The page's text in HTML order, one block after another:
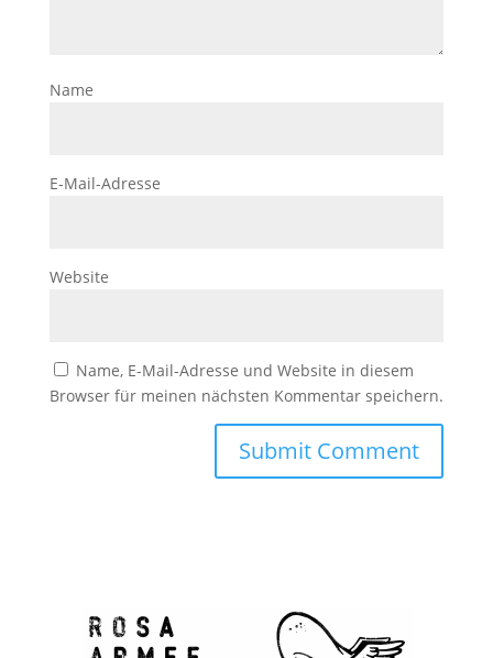
Name
E-Mail-Adresse
Website
Name, E-Mail-Adresse und Website in diesem
Browser für meinen nächsten Kommentar speichern.